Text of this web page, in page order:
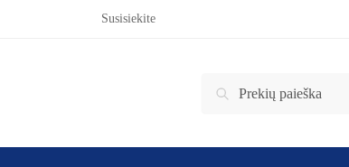
Skip to navigationSusisiekite
Ieškoti:
Ieškoti